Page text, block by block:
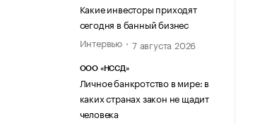
Какие инвесторы приходят
сегодня в банный бизнес
Интервью
7 августа 2026
ООО «НССД»
Личное банкротство в мире: в
каких странах закон не щадит
человека